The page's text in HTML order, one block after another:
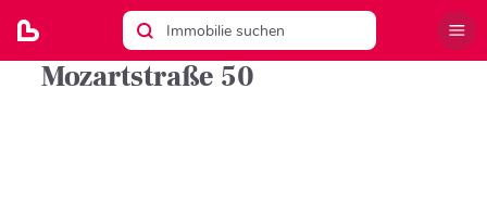
Mozartstraße 50